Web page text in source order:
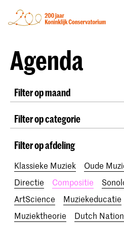
Agenda
Filter op maand
October 2026
November
December 2026
July 2027
Filter op categorie
Lunchconcerten
Filter op afdeling
Klassieke Muziek Oude
Directie
Compositie
ArtScience
Muziekeducatie
Muziektheorie
Dutch